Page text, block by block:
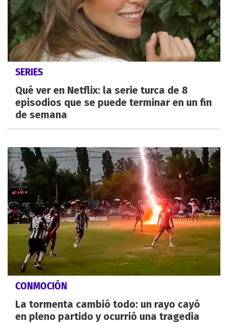
SERIES
Qué ver en Netflix: la serie turca de 8
episodios que se puede terminar en un fin
de semana
CONMOCIÓN
La tormenta cambió todo: un rayo cayó
en pleno partido y ocurrió una tragedia